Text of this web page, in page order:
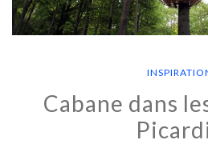
Cabane dans